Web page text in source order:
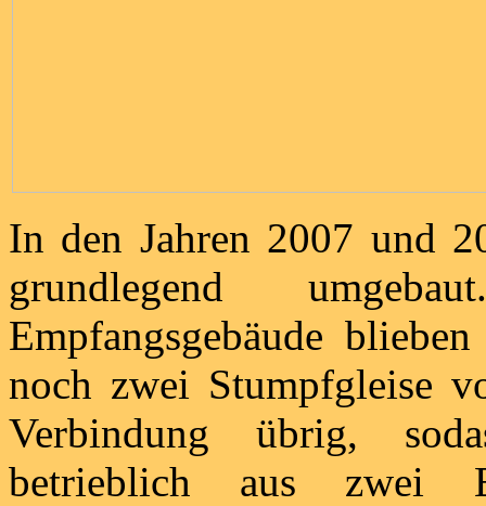
In den Jahren 2007 und
grundlegend
Empfangsgebäude
noch zwei Stumpfgleise
Verbindung übrig,
betrieblich aus zwei